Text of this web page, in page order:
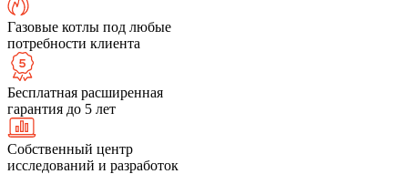
Газовые котлы под любые
потребности клиента
Бесплатная расширенная
гарантия до 5 лет
Собственный центр
исследований и разработок